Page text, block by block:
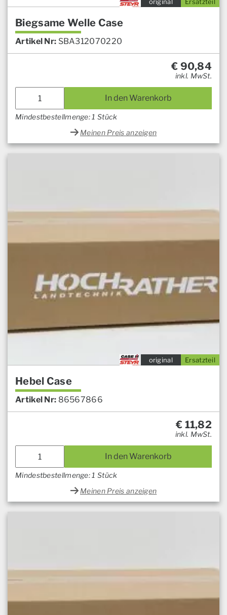
Ersatzteil
original
Biegsame Welle Case
Artikel Nr: SBA312070220
€ 90,84
inkl. MwSt.
In den Warenkorb
Mindestbestellmenge: 1 Stück
Meinen Preis anzeigen
Ersatzteil
original
Hebel Case
Artikel Nr: 86567866
€ 11,82
inkl. MwSt.
In den Warenkorb
Mindestbestellmenge: 1 Stück
Meinen Preis anzeigen